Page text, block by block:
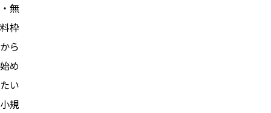
・無
料枠
から
始め
たい
小規